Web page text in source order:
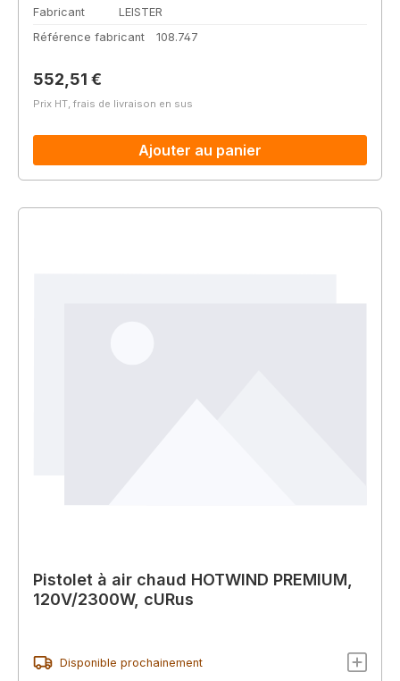
Fabricant
LEISTER
Référence fabricant
108.747
Prix régulier :
552,51 €
Prix HT, frais de livraison en sus
Ajouter au panier
Pistolet à air chaud HOTWIND PREMIUM,
120V/2300W, cURus
Disponible prochainement